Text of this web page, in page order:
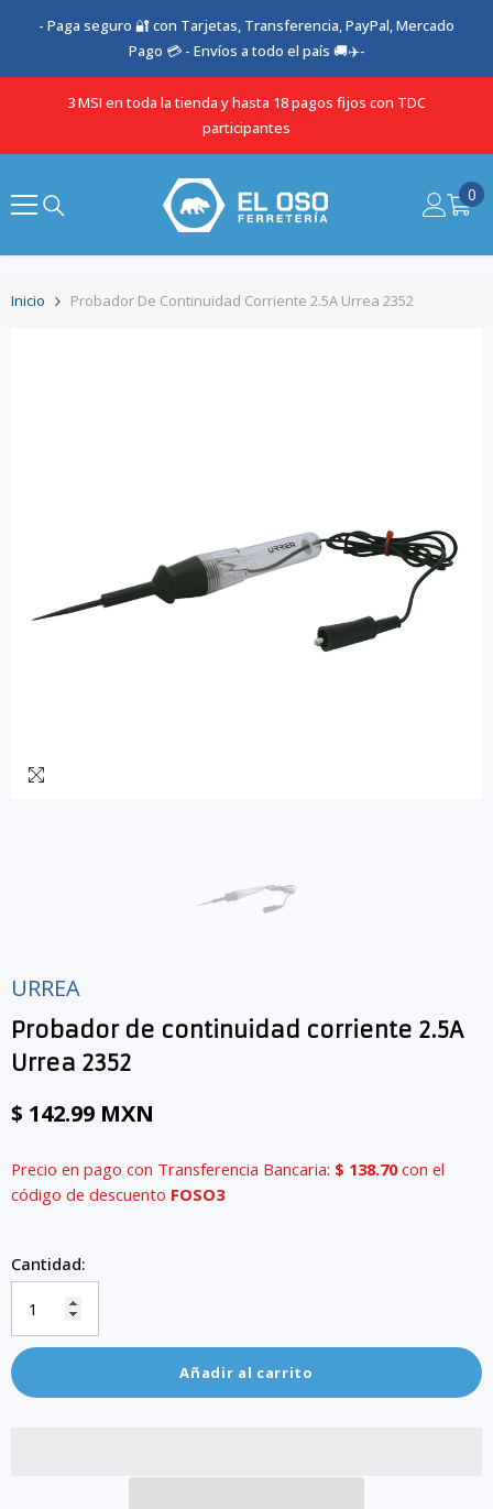
SALTAR AL CONTENIDO
- Paga seguro 🔐 con Tarjetas, Transferencia, PayPal, Mercado
Pago 💳 - Envíos a todo el país 🚚✈️-
3 MSI en toda la tienda y hasta 18 pagos fijos con TDC
participantes
0
0
Inicio Probador De Continuidad Corriente 2.5A Urrea 2352
URREA
Probador de continuidad corriente 2.5A
Urrea 2352
$ 142.99 MXN
Precio en pago con Transferencia Bancaria: $ 138.70con el
código de descuento FOSO3
Cantidad:
Añadir al carrito